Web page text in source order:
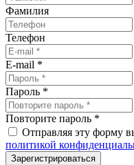
Фамилия
Телефон
E-mail *
Пароль *
Повторите пароль *
Отправляя эту форму
политикой
Зарегистрироваться